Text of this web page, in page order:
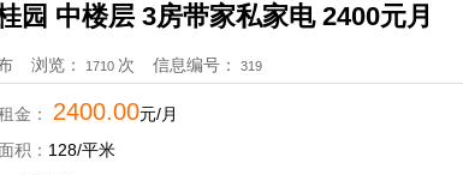
园 中楼层 3房带家私家电 2400元月
浏览： 1710 次 信息编号： 319
金： 2400.00元/月
积： 128/平米